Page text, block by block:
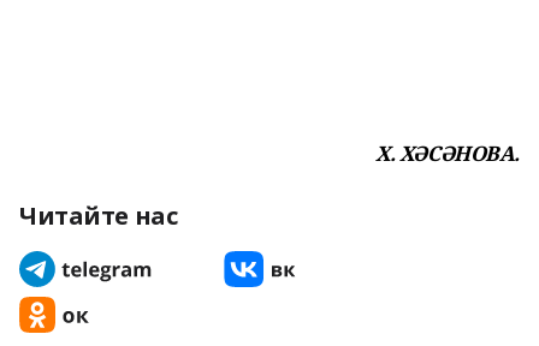
Х. ХӘСӘНОВА.
Читайте нас